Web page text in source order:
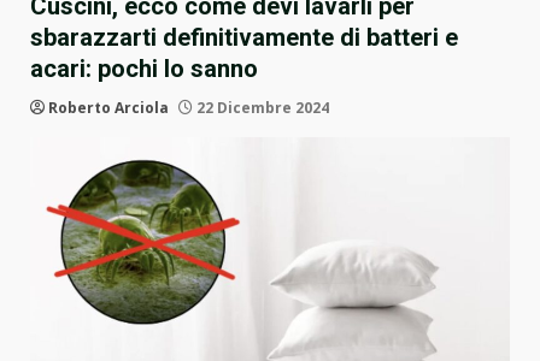
Cuscini, ecco come devi lavarli per
sbarazzarti definitivamente di batteri e
acari: pochi lo sanno
Roberto Arciola 22 Dicembre 2024